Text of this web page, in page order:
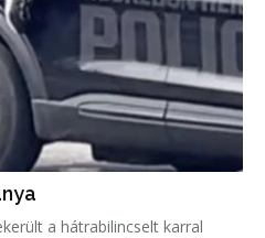
a hátrabilincselt karral